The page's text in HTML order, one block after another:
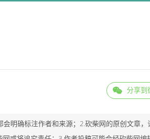
分享到
明确标注作者和来源；2.砍柴网的原创文章